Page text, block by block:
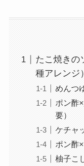
たこ焼きの
種アレンジ
めんつ
ポン酢
要）
ケチャ
ポン酢
柚子こ